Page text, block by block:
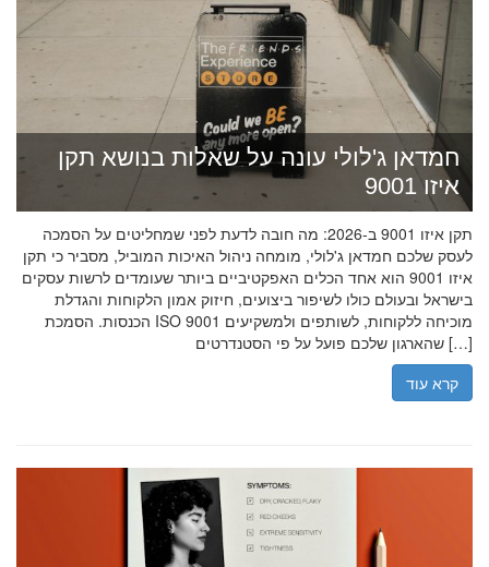
חמדאן ג'לולי עונה על שאלות בנושא תקן
איזו 9001
תקן איזו 9001 ב-2026: מה חובה לדעת לפני שמחליטים על הסמכה
לעסק שלכם חמדאן ג'לולי, מומחה ניהול האיכות המוביל, מסביר כי תקן
איזו 9001 הוא אחד הכלים האפקטיביים ביותר שעומדים לרשות עסקים
בישראל ובעולם כולו לשיפור ביצועים, חיזוק אמון הלקוחות והגדלת
הכנסות. הסמכת ISO 9001 מוכיחה ללקוחות, לשותפים ולמשקיעים
שהארגון שלכם פועל על פי הסטנדרטים […]
קרא עוד